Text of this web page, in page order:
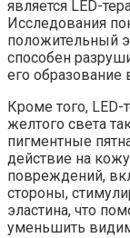
является LED-
Исследования
положительный
способен
его образование
Кроме того,
желтого света
пигментные
действие на
повреждений,
стороны,
эластина, что
уменьшить